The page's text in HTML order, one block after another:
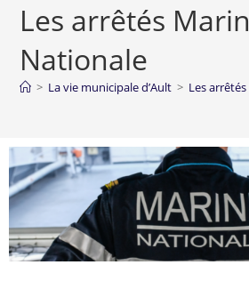
Les arrêtés
Nationale
> La vie municipale d’Ault > Les